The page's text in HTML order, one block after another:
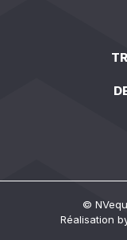
©
Réalisation